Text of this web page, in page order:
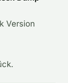
Version